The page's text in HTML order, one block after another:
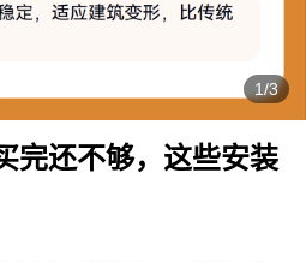
1/3
完还不够，这些安装